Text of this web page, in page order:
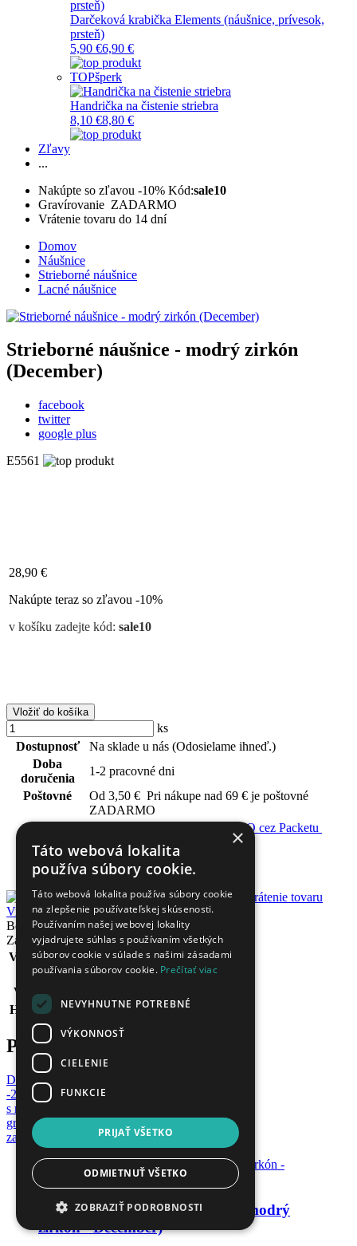
Darčeková krabička Elements (náušnice, prívesok,
prsteň)
5,90 €6,90 €
TOPšperk
Handrička na čistenie striebra
8,10 €8,80 €
Zľavy
...
Nakúpte so zľavou -10% Kód:sale10
Gravírovanie ZADARMO
Vrátenie tovaru do 14 dní
Domov
Náušnice
Strieborné náušnice
Lacné náušnice
Strieborné náušnice - modrý zirkón
(December)
facebook
twitter
google plus
E5561
28,90 €
Nakúpte teraz so zľavou -10%
v košíku zadejte kód: sale10
Vložiť do košíka
ks
Dostupnosť
Na sklade u nás (Odosielame ihneď.)
Doba
doručenia
1-2 pracovné dni
Poštovné
Od 3,50 € Pri nákupe nad 69 € je poštovné
ZADARMO
Vrátenie a výmena ZADARMO cez Packetu
Značka
Materiál
striebro 925/1000
Kameň
SWAROVSKI
Pomoc
Puncovanie
Vrátenie tovaru
Bol dosiahnutý maximálny počet obrázkov
Zavrieť
Váha(g): 1.7976
Šírka:
6.9mm
Výška:
Hrúbka:
4.5mm
Produkty v kolekcii
Do košíka
-23%
s možnosťou
gravírovať
zadarmo
Strieborný prívesok + retiazka (modrý
zirkón - December)
×
Táto webová lokalita
používa súbory cookie.
Táto webová lokalita používa súbory cookie
na zlepšenie používateľskej skúsenosti.
Používaním našej webovej lokality
vyjadrujete súhlas s používaním všetkých
súborov cookie v súlade s našimi zásadami
používania súborov cookie. Prečítať viac
NEVYHNUTNE POTREBNÉ
VÝKONNOSŤ
CIELENIE
FUNKCIE
PRIJAŤ VŠETKO
ODMIETNUŤ VŠETKO
ZOBRAZIŤ PODROBNOSTI